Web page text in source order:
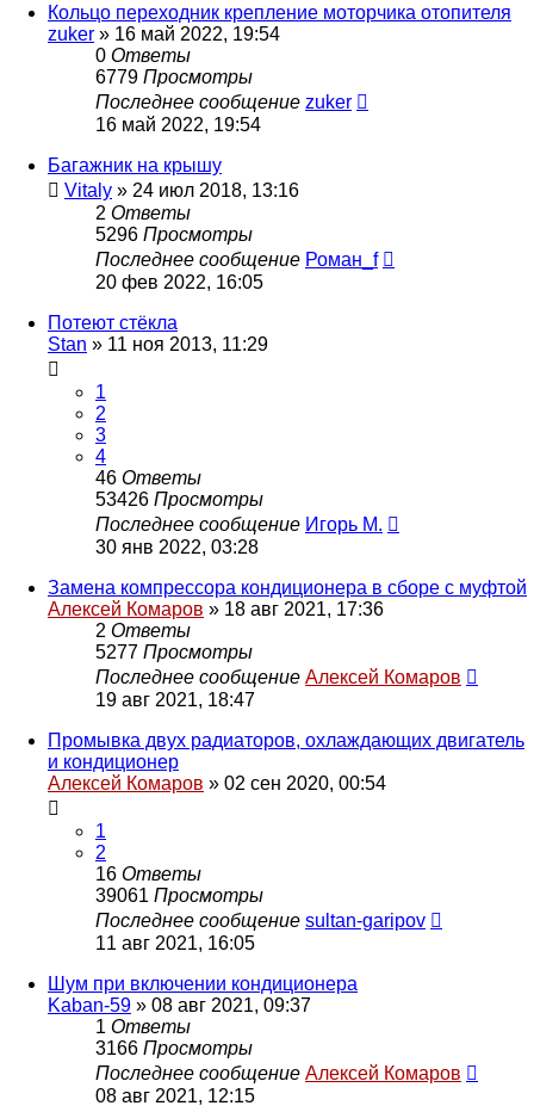
Кольцо переходник крепление моторчика отопителя
zuker » 16 май 2022, 19:54
0 Ответы
6779 Просмотры
Последнее сообщение zuker
16 май 2022, 19:54
Багажник на крышу
Vitaly » 24 июл 2018, 13:16
2 Ответы
5296 Просмотры
Последнее сообщение Роман_f
20 фев 2022, 16:05
Потеют стёкла
Stan » 11 ноя 2013, 11:29
1
2
3
4
46 Ответы
53426 Просмотры
Последнее сообщение Игорь М.
30 янв 2022, 03:28
Замена компрессора кондиционера в сборе с муфтой
Алексей Комаров » 18 авг 2021, 17:36
2 Ответы
5277 Просмотры
Последнее сообщение Алексей Комаров
19 авг 2021, 18:47
Промывка двух радиаторов, охлаждающих двигатель
и кондиционер
Алексей Комаров » 02 сен 2020, 00:54
1
2
16 Ответы
39061 Просмотры
Последнее сообщение sultan-garipov
11 авг 2021, 16:05
Шум при включении кондиционера
Kaban-59 » 08 авг 2021, 09:37
1 Ответы
3166 Просмотры
Последнее сообщение Алексей Комаров
08 авг 2021, 12:15